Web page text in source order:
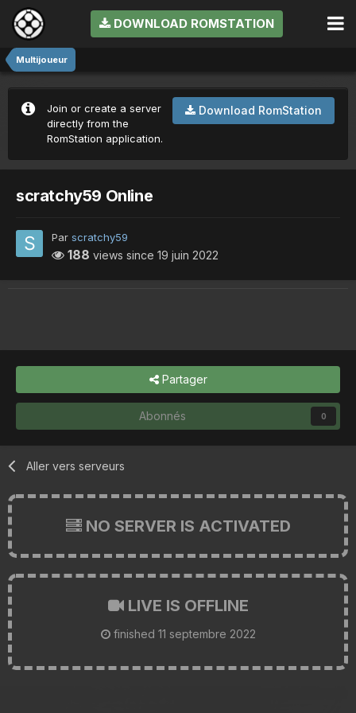
DOWNLOAD ROMSTATION
Multijoueur
Download RomStation
Join or create a server
directly from the
RomStation application.
scratchy59 Online
Par scratchy59
188 views since 19 juin 2022
Partager
Abonnés 0
Aller vers serveurs
NO SERVER IS ACTIVATED
LIVE IS OFFLINE
finished 11 septembre 2022